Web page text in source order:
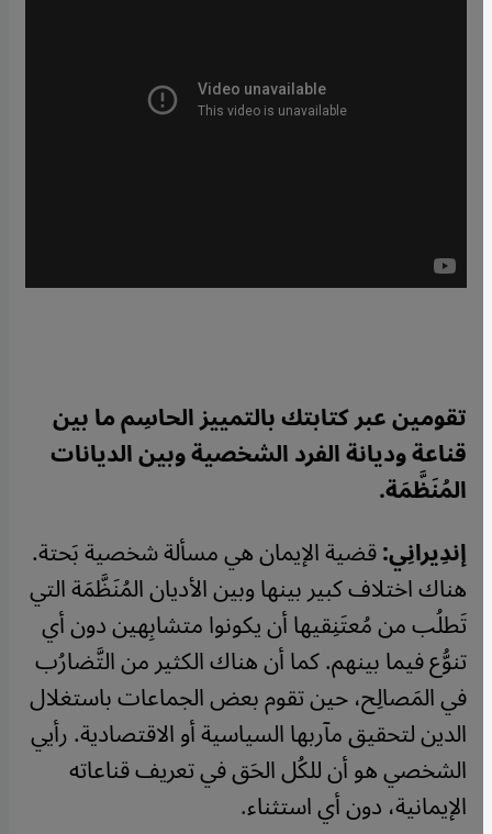
تقومين عبر كتابتك بالتمييز الحاسِم ما بين
قناعة وديانة الفرد الشخصية وبين الديانات
المُنَظَّمَة.
إندِيرانِي:قضية الإيمان هي مسألة شخصية بَحتة.
هناك اختلاف كبير بينها وبين الأديان المُنَظَّمَة التي
تَطلُب من مُعتَنِقيها أن يكونوا متشابِهين دون أي
تنوُّع فيما بينهم. كما أن هناك الكثير من التَّضارُب
في المَصالِح، حين تقوم بعض الجماعات باستغلال
الدين لتحقيق مآربها السياسية أو الاقتصادية. رأيي
الشخصي هو أن للكُل الحَق في تعريف قناعاته
الإيمانية، دون أي استثناء.